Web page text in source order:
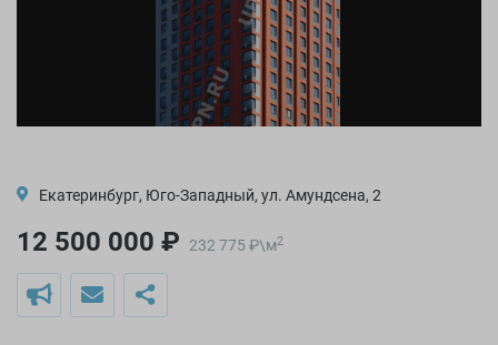
Екатеринбург, Юго-Западный, ул. Амундсена, 2
12 500 000 ₽ 232 775 ₽\м2